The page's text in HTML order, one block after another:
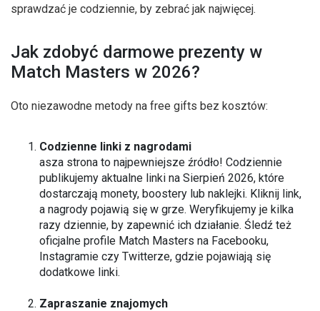
sprawdzać je codziennie, by zebrać jak najwięcej.
Jak zdobyć darmowe prezenty w
Match Masters w 2026?
Oto niezawodne metody na free gifts bez kosztów:
Codzienne linki z nagrodami
asza strona to najpewniejsze źródło! Codziennie
publikujemy aktualne linki na Sierpień 2026, które
dostarczają monety, boostery lub naklejki. Kliknij link,
a nagrody pojawią się w grze. Weryfikujemy je kilka
razy dziennie, by zapewnić ich działanie. Śledź też
oficjalne profile Match Masters na Facebooku,
Instagramie czy Twitterze, gdzie pojawiają się
dodatkowe linki.
Zapraszanie znajomych